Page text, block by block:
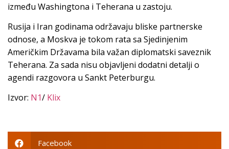
između Washingtona i Teherana u zastoju.
Rusija i Iran godinama održavaju bliske partnerske
odnose, a Moskva je tokom rata sa Sjedinjenim
Američkim Državama bila važan diplomatski saveznik
Teherana. Za sada nisu objavljeni dodatni detalji o
agendi razgovora u Sankt Peterburgu.
Izvor: N1/ Klix
Facebook